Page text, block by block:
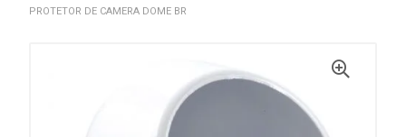
PROTETOR DE CAMERA DOME BR